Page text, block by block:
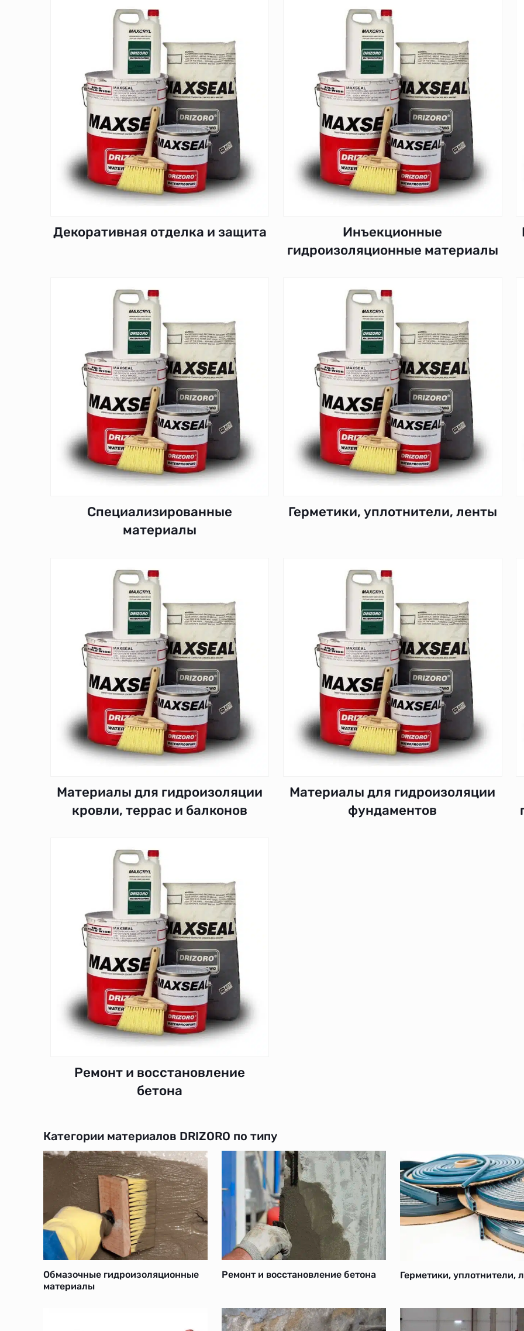
Декоративная отделка и защита
Инъекционные
гидроизоляционные материалы
Специализированные
материалы
Герметики, уплотнители, ленты
Материалы для гидроизоляции
кровли, террас и балконов
Материалы для гидроизоляции
фундаментов
Ремонт и восстановление
бетона
Категории материалов DRIZORO по типу
Обмазочные гидроизоляционные
материалы
Ремонт и восстановление бетона Герметики, уплотнители,